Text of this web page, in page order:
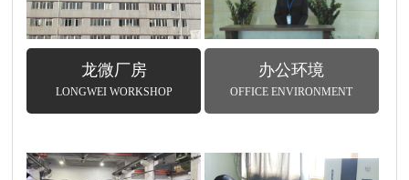
龙微厂房
LONGWEI WORKSHOP
办公环境
OFFICE ENVIRONMENT